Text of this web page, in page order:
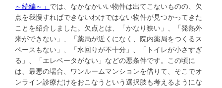
～続編～」 では、なかなかいい物件は出てこないものの、欠
点を我慢すればできないわけではない物件が見つかってきた
ことを紹介しました。欠点とは、「かなり狭い」、「発熱外
来ができない」、「薬局が近くになく、院内薬局をつくるス
ペースもない」、「水回りが不十分」、「トイレが小さすぎ
る」、「エレベータがない」などの悪条件です。この頃に
は、最悪の場合、ワンルームマンションを借りて、そこでオ
ンライン診療だけをおこなうという選択肢も考えるようにな